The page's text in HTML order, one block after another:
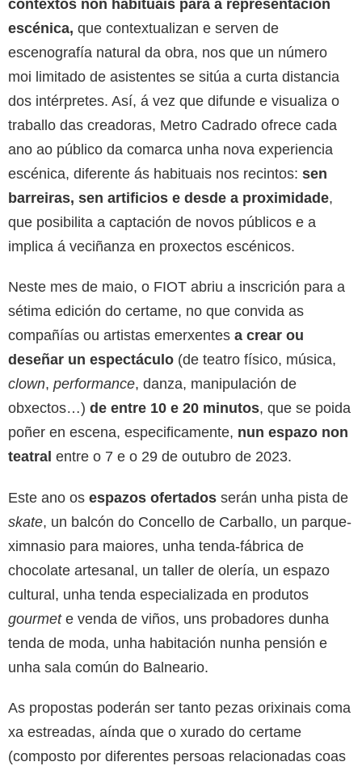
contextos non habituais para a representación
escénica, que contextualizan e serven de
escenografía natural da obra, nos que un número
moi limitado de asistentes se sitúa a curta distancia
dos intérpretes. Así, á vez que difunde e visualiza o
traballo das creadoras, Metro Cadrado ofrece cada
ano ao público da comarca unha nova experiencia
escénica, diferente ás habituais nos recintos: sen
barreiras, sen artificios e desde a proximidade,
que posibilita a captación de novos públicos e a
implica á veciñanza en proxectos escénicos.
Neste mes de maio, o FIOT abriu a inscrición para a
sétima edición do certame, no que convida as
compañías ou artistas emerxentes a crear ou
deseñar un espectáculo (de teatro físico, música,
clown, performance, danza, manipulación de
obxectos…) de entre 10 e 20 minutos, que se poida
poñer en escena, especificamente, nun espazo non
teatral entre o 7 e o 29 de outubro de 2023.
Este ano os espazos ofertados serán unha pista de
skate, un balcón do Concello de Carballo, un parque-
ximnasio para maiores, unha tenda-fábrica de
chocolate artesanal, un taller de olería, un espazo
cultural, unha tenda especializada en produtos
gourmete venda de viños, uns probadores dunha
tenda de moda, unha habitación nunha pensión e
unha sala común do Balneario.
As propostas poderán ser tanto pezas orixinais coma
xa estreadas, aínda que o xurado do certame
(composto por diferentes persoas relacionadas coas